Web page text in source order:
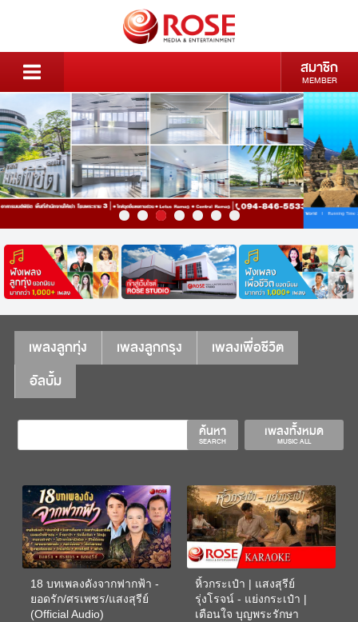
สมาชิก
MEMBER
เพลงลูกทุ่ง เพลงลูกกรุง
เพลงเพื่อชีวิต
อัลบั้ม
เพลงทั้งหมด
MUSIC ALL
ค้นหา
SEARCH
18 บทเพลงดังจากฟากฟ้า -
ยอดรัก/ศรเพชร/แสงสุรีย์
(Official Audio)
หิ้วกระเป๋า | แสงสุรีย์
รุ่งโรจน์ - แย่งกระเป๋า |
เตือนใจ บุญพระรักษา